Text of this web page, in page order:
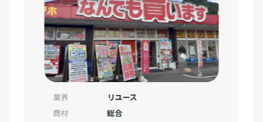
業界
リユース
商材
総合